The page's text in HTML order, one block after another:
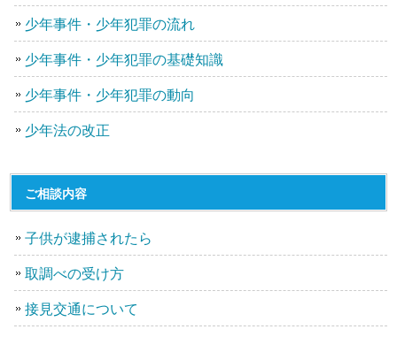
少年事件・少年犯罪の流れ
少年事件・少年犯罪の基礎知識
少年事件・少年犯罪の動向
少年法の改正
ご相談内容
子供が逮捕されたら
取調べの受け方
接見交通について